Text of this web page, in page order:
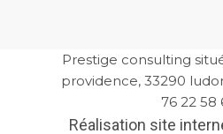
Prestige consulting
providence, 33290
76 22 58
Réalisation site